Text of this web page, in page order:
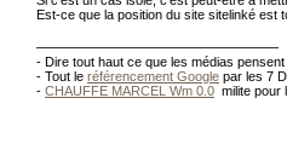
Est-ce que la position du site sitelinké est
- Dire tout haut ce que les médias
- Tout le référencement Google par les 7
- CHAUFFE MARCEL Wm 0.0 milite pour